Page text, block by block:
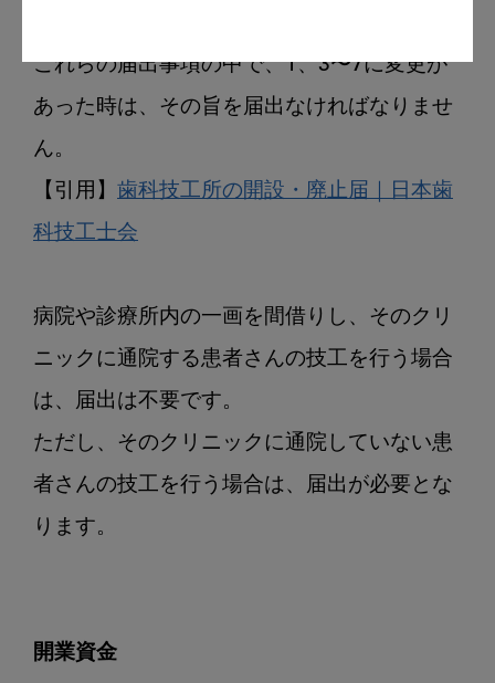
これらの届出事項の中で、1、3〜7に変更が
あった時は、その旨を届出なければなりませ
ん。
【引用】 歯科技工所の開設・廃止届｜日本歯
科技工士会
病院や診療所内の一画を間借りし、そのクリ
ニックに通院する患者さんの技工を行う場合
は、届出は不要です。
ただし、そのクリニックに通院していない患
者さんの技工を行う場合は、届出が必要とな
ります。
開業資金